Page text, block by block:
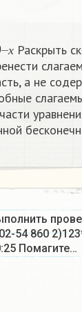
х
Раскрыть
а не
54 860
Помагите…